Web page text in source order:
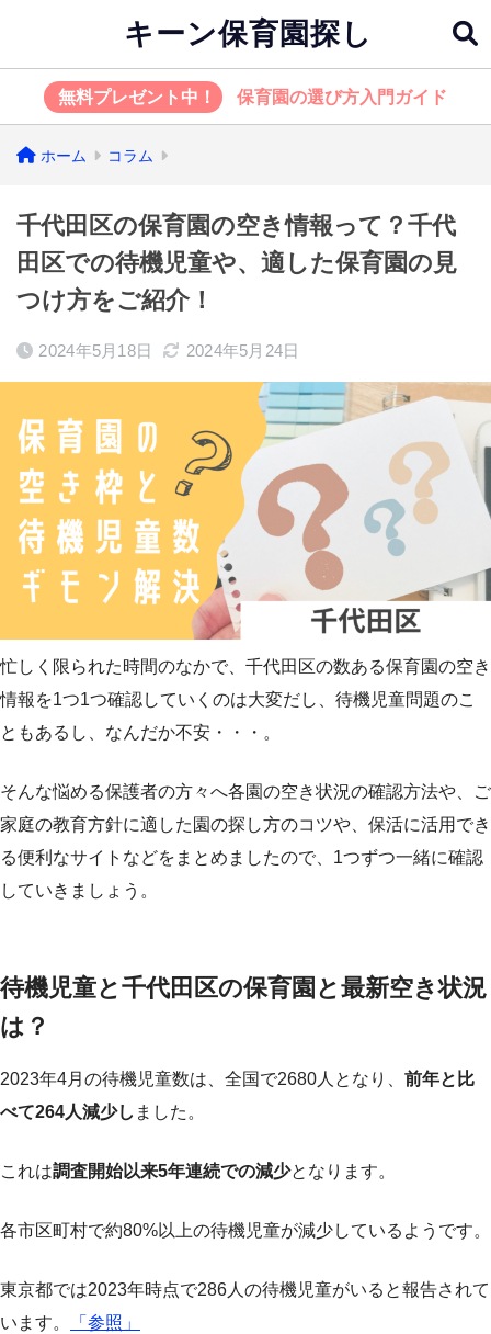
キーン保育園探し
無料プレゼント中！ 保育園の選び方入門ガイド
ホーム コラム
千代田区の保育園の空き情報って？千代
田区での待機児童や、適した保育園の見
つけ方をご紹介！
2024年5月18日 2024年5月24日
忙しく限られた時間のなかで、千代田区の数ある保育園の空き
情報を1つ1つ確認していくのは大変だし、待機児童問題のこ
ともあるし、なんだか不安・・・。
そんな悩める保護者の方々へ各園の空き状況の確認方法や、ご
家庭の教育方針に適した園の探し方のコツや、保活に活用でき
る便利なサイトなどをまとめましたので、1つずつ一緒に確認
していきましょう。
待機児童と千代田区の保育園と最新空き状況
は？
2023年4月の待機児童数は、全国で2680人となり、 前年と比
べて264人減少し ました。
これは調査開始以来5年連続での減少となります。
各市区町村で約80%以上の待機児童が減少しているようです。
東京都では2023年時点で286人の待機児童がいると報告されて
います。
「参照」